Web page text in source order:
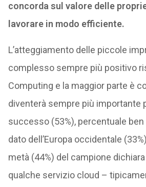
concorda sul valore delle
lavorare in modo efficiente.
L’atteggiamento delle piccole
complesso sempre più positivo
Computing e la maggior parte è
diventerà sempre più importante
successo (53%), percentuale ben
dato dell’Europa occidentale
metà (44%) del campione
qualche servizio cloud –